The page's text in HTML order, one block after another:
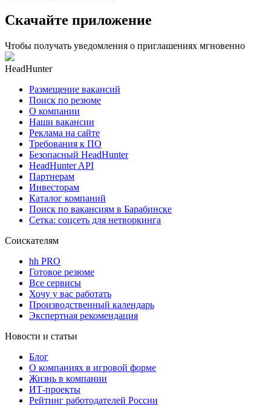
Скачайте приложение
Чтобы получать уведомления о приглашениях мгновенно
HeadHunter
Размещение вакансий
Поиск по резюме
О компании
Наши вакансии
Реклама на сайте
Требования к ПО
Безопасный HeadHunter
HeadHunter API
Партнерам
Инвесторам
Каталог компаний
Поиск по вакансиям в Барабинске
Сетка: соцсеть для нетворкинга
Соискателям
hh PRO
Готовое резюме
Все сервисы
Хочу у вас работать
Производственный календарь
Экспертная рекомендация
Новости и статьи
Блог
О компаниях в игровой форме
Жизнь в компании
ИТ-проекты
Рейтинг работодателей России